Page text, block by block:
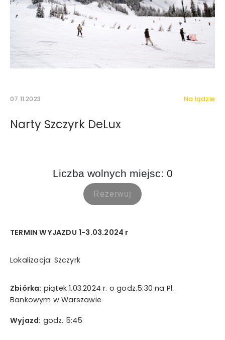
na wskazany przeze mnie adres e-mail informacji
handlowej w rozumieniu art. 10 ust. 1 ustawy z dnia 18
lipca 2002 roku o świadczeniu usług drogą
elektroniczną od Mystictravel Piotr Kopeć.
roku o ochronie danych osobowych oraz ustawy z dnia
marketingowych przez Mystictravel Piotr Kopeć i
oświadczam, iż podanie przeze mnie danych
osobowych jest dobrowolne oraz iż zostałem
poinformowany o prawie żądania dostępu do moich
danych osobowych, ich zmiany oraz usunięcia.
07.11.2023 Na lądzie
Narty Szczyrk DeLux
TERMIN WYJAZDU 1-3.03.2024 r
Lokalizacja: Szczyrk
Zbiórka: piątek 1.03.2024 r. o godz.5:30 na Pl.
Bankowym w Warszawie
Wyjazd: godz. 5:45